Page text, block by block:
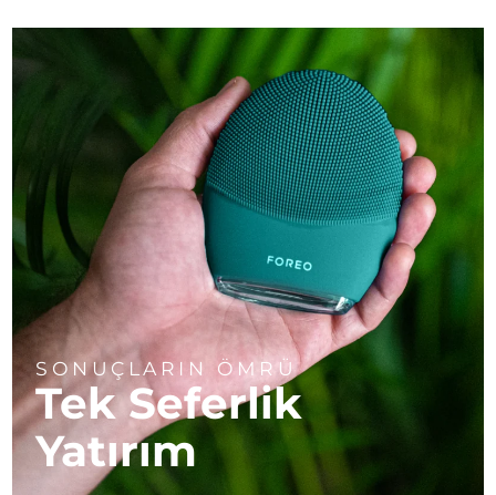
SONUÇLARIN ÖMRÜ
Tek Seferlik
Yatırım